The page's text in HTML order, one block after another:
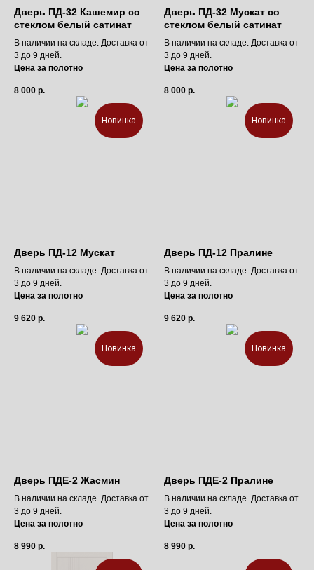
Дверь ПД-32 Кашемир со
стеклом белый сатинат
В наличии на складе. Доставка от
3 до 9 дней.
Цена за полотно
8 000 р.
Дверь ПД-32 Мускат со
стеклом белый сатинат
В наличии на складе. Доставка от
3 до 9 дней.
Цена за полотно
8 000 р.
Новинка
Дверь ПД-12 Мускат
В наличии на складе. Доставка от
3 до 9 дней.
Цена за полотно
9 620 р.
Новинка
Дверь ПД-12 Пралине
В наличии на складе. Доставка от
3 до 9 дней.
Цена за полотно
9 620 р.
Новинка
Дверь ПДЕ-2 Жасмин
В наличии на складе. Доставка от
3 до 9 дней.
Цена за полотно
8 990 р.
Новинка
Дверь ПДЕ-2 Пралине
В наличии на складе. Доставка от
3 до 9 дней.
Цена за полотно
8 990 р.